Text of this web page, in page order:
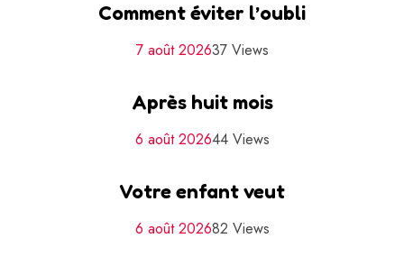
Comment éviter l’oubli
7 août 202637 Views
Après huit mois
6 août 202644 Views
Votre enfant veut
6 août 202682 Views